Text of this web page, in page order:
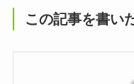
この記事を書い